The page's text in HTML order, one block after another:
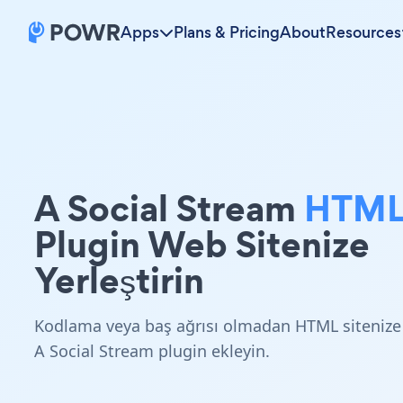
Apps Plans & PricingAboutResources
A Social Stream
Plugin Web Sitenize
Yerleştirin
Kodlama veya baş ağrısı olmadan HTML sitenize
A Social Stream plugin ekleyin.